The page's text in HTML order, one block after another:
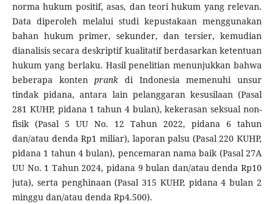
norma hukum positif, asas, dan teori hukum yang relevan.
Data diperoleh melalui studi kepustakaan menggunakan
bahan hukum primer, sekunder, dan tersier, kemudian
dianalisis secara deskriptif kualitatif berdasarkan ketentuan
hukum yang berlaku. Hasil penelitian menunjukkan bahwa
beberapa kontenprankdi Indonesia memenuhi unsur
tindak pidana, antara lain pelanggaran kesusilaan (Pasal
281 KUHP, pidana 1 tahun 4 bulan), kekerasan seksual non-
fisik (Pasal 5 UU No. 12 Tahun 2022, pidana 6 tahun
dan/atau denda Rp1 miliar), laporan palsu (Pasal 220 KUHP,
pidana 1 tahun 4 bulan), pencemaran nama baik (Pasal 27A
UU No. 1 Tahun 2024, pidana 9 bulan dan/atau denda Rp10
juta), serta penghinaan (Pasal 315 KUHP, pidana 4 bulan 2
minggu dan/atau denda Rp4.500).